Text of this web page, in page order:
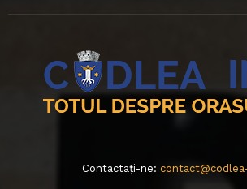
Contactați-ne: